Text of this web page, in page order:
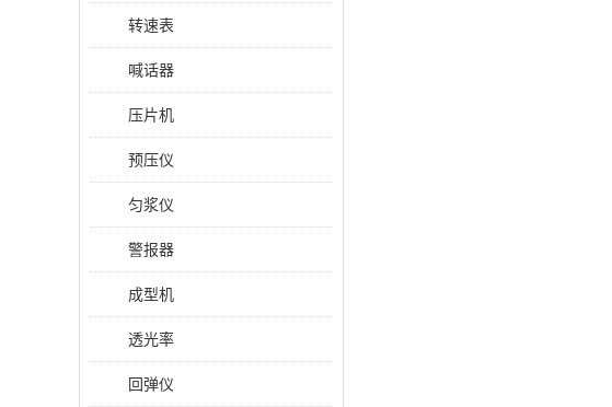
转速表
喊话器
压片机
预压仪
匀浆仪
警报器
成型机
透光率
回弹仪